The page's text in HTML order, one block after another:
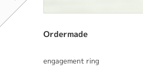
Ordermade
engagement ring